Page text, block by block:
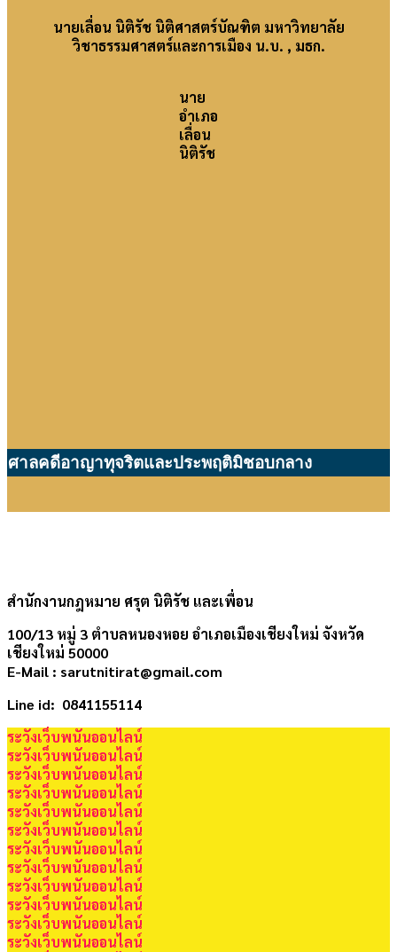
นายเลื่อน นิติรัช นิติศาสตร์บัณฑิต มหาวิทยาลัย
วิชาธรรมศาสตร์และการเมือง น.บ. , มธก.
นาย
อำเภอ
เลื่อน
นิติรัช
ศาลคดีอาญาทุจริตและประพฤติมิชอบกลาง
สำนักงานกฎหมาย ศรุต นิติรัช และเพื่อน
100/13 หมู่ 3 ตำบลหนองหอย อำเภอเมืองเชียงใหม่ จังหวัด
เชียงใหม่ 50000
E-Mail : sarutnitirat@gmail.com
Line id: 0841155114
ระวังเว็บพนันออนไลน์
ระวังเว็บพนันออนไลน์
ระวังเว็บพนันออนไลน์
ระวังเว็บพนันออนไลน์
ระวังเว็บพนันออนไลน์
ระวังเว็บพนันออนไลน์
ระวังเว็บพนันออนไลน์
ระวังเว็บพนันออนไลน์
ระวังเว็บพนันออนไลน์
ระวังเว็บพนันออนไลน์
ระวังเว็บพนันออนไลน์
ระวังเว็บพนันออนไลน์